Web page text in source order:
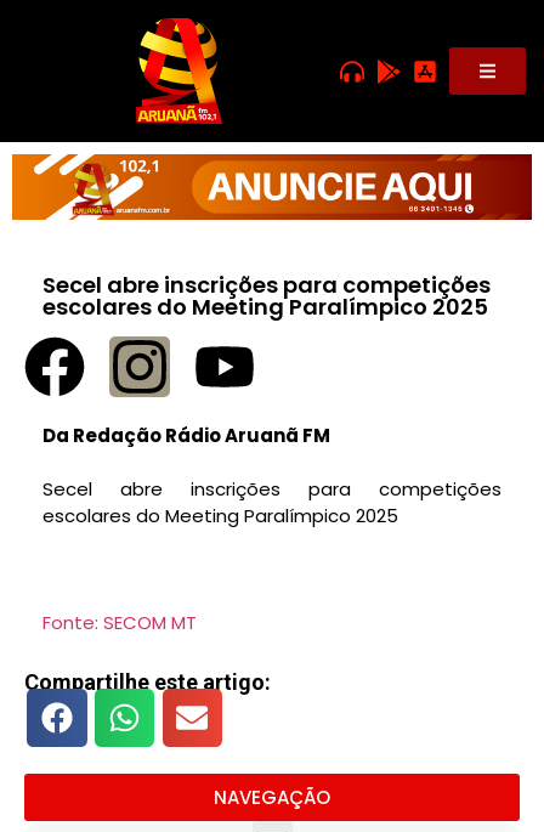
Secel abre inscrições para competições
escolares do Meeting Paralímpico 2025
Da Redação Rádio Aruanã FM
Secel abre inscrições para competições
escolares do Meeting Paralímpico 2025
Fonte: SECOM MT
Compartilhe este artigo:
NAVEGAÇÃO